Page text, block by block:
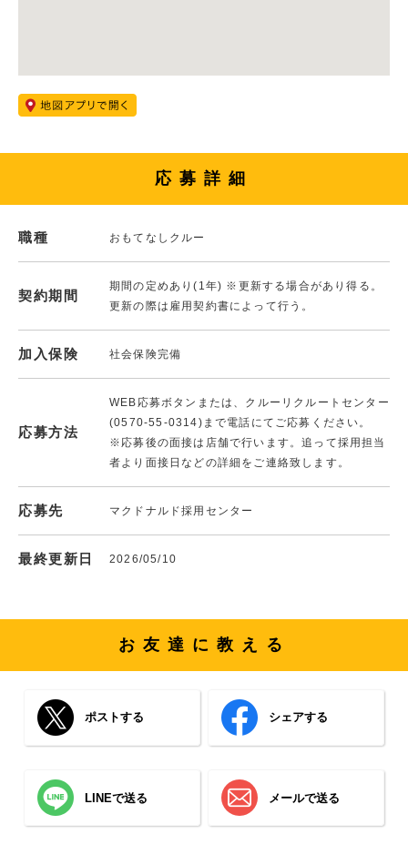
応募詳細
職種 おもてなしクルー
契約期間
期間の定めあり(1年) ※更新する場合があり得る。
更新の際は雇用契約書によって行う。
加入保険 社会保険完備
応募方法
WEB応募ボタンまたは、クルーリクルートセンター
(0570-55-0314)まで電話にてご応募ください。
※応募後の面接は店舗で行います。追って採用担当
者より面接日などの詳細をご連絡致します。
応募先 マクドナルド採用センター
最終更新日 2026/05/10
お友達に教える
ポストする シェアする
LINEで送る メールで送る